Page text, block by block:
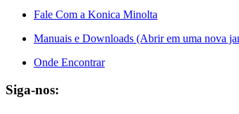
Fale Com a Konica Minolta
Manuais e Downloads (Abrir em uma nova
Onde Encontrar
Siga-nos: